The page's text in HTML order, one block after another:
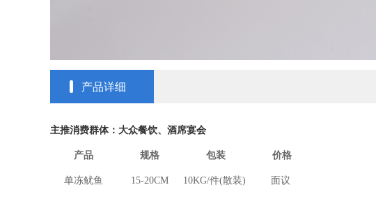
产品详细
主推消费群体：大众餐饮、酒席宴会
产品 规格 包装 价格
单冻鱿鱼 15-20CM 10KG/件(散装) 面议